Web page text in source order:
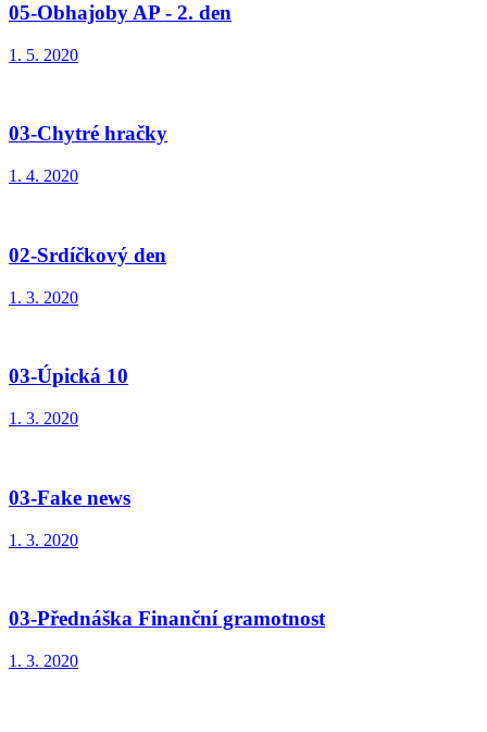
05-Obhajoby AP - 2. den
1. 5. 2020
03-Chytré hračky
1. 4. 2020
02-Srdíčkový den
1. 3. 2020
03-Úpická 10
1. 3. 2020
03-Fake news
1. 3. 2020
03-Přednáška Finanční gramotnost
1. 3. 2020